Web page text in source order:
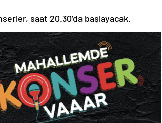
saat 20.30’da başlayacak.